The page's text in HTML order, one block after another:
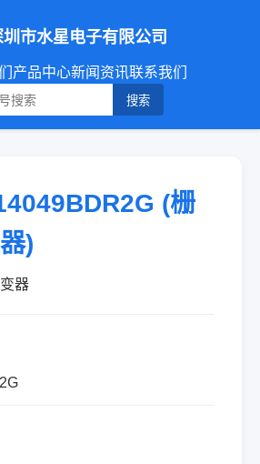
圳市水星电子有限公司
产品中心新闻资讯联系我们
搜索
(栅
)
器